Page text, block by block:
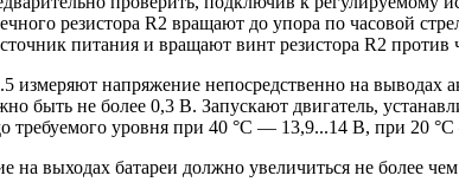
резистора R2 вращают до упора по часовой
питания и вращают винт резистора R2 против
измеряют напряжение непосредственно на выводах
быть не более 0,3 В. Запускают двигатель,
требуемого уровня при 40 °С — 13,9...14 В, при
выходах батареи должно увеличиться не более